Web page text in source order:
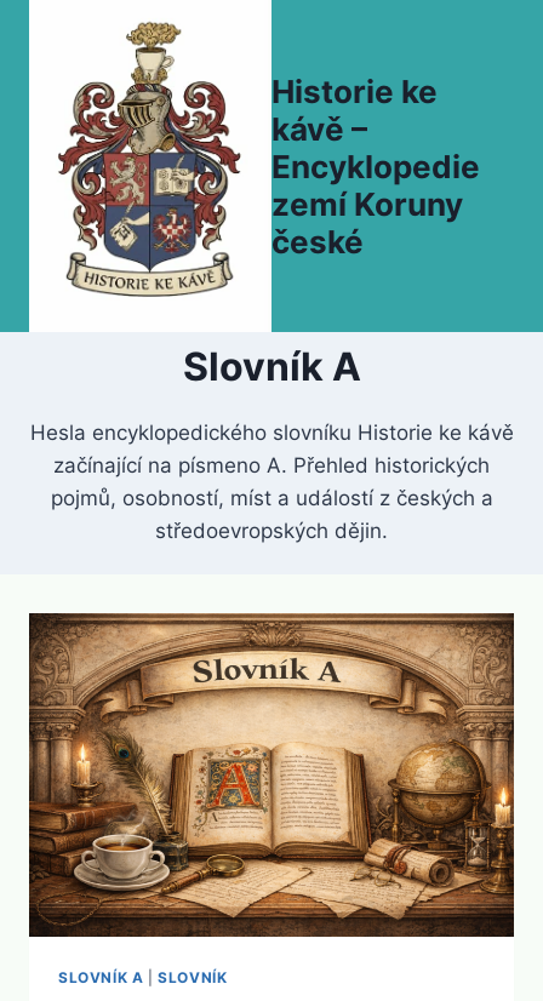
Historie ke
kávě –
Encyklopedie
zemí Koruny
české
Slovník A
Hesla encyklopedického slovníku Historie ke kávě
začínající na písmeno A. Přehled historických
pojmů, osobností, míst a událostí z českých a
středoevropských dějin.
SLOVNÍK A |SLOVNÍK